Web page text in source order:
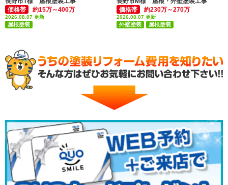
価格帯
約15万～400万
2026.08.07 更新
屋根塗装
価格帯
約230万～270万
2026.08.07 更新
外壁塗装
屋根塗装